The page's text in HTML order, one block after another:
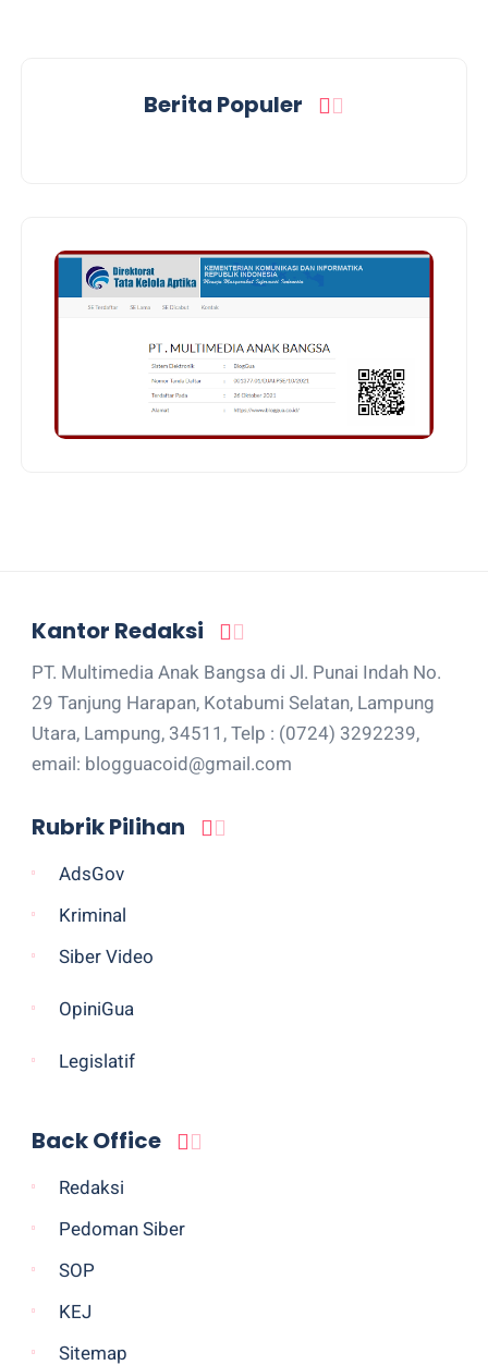
Berita Populer
Kantor Redaksi
PT. Multimedia Anak Bangsa di Jl. Punai Indah No.
29 Tanjung Harapan, Kotabumi Selatan, Lampung
Utara, Lampung, 34511, Telp : (0724) 3292239,
email: blogguacoid@gmail.com
Rubrik Pilihan
AdsGov
Kriminal
Siber Video
OpiniGua
Legislatif
Back Office
Redaksi
Pedoman Siber
SOP
KEJ
Sitemap